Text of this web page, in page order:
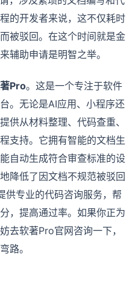
的开发者来说，这不仅耗时
被驳回。在这个时间就是金
辅助申请是明智之举。
Pro。这是一个专注于软件
。无论是AI应用、小程序还
供从材料整理、代码查重、
支持。它拥有智能的文档生
自动生成符合审查标准的设
降低了因文档不规范被驳回
供专业的代码咨询服务，帮
，提高通过率。如果你正为
去软著Pro官网咨询一下，
路。